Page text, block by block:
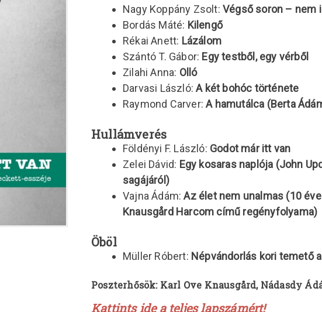
Nagy Koppány Zsolt: Végső soron – nem
Bordás Máté: Kilengő
Rékai Anett: Lázálom
Szántó T. Gábor: Egy testből, egy vérből
Zilahi Anna: Olló
Darvasi László: A két bohóc története
Raymond Carver:A hamutálca (Berta
Hullámverés
Földényi F. László: Godot már itt van
Zelei Dávid: Egy kosaras naplója (John
sagájáról)
Vajna Ádám: Az élet nem unalmas (10
Knausgård Harcom című regényfolyama)
Öböl
Müller Róbert: Népvándorlás kori temető
Poszterhősök: Karl Ove Knausgård, Nádasdy
Kattints ide a teljes lapszámért!